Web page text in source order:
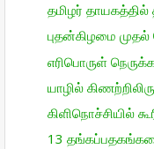
தமிழர்
புதன்கிழமை முதல்
எரிபொருள்
யாழில்
கிளிநொச்சியில்
13